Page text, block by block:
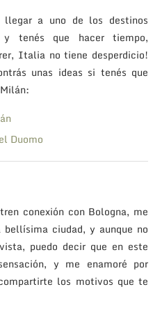
a uno de los destinos
y tenés que hacer tiempo,
Italia no tiene desperdicio!
unas ideas si tenés que
Duomo
conexión con Bologna, me
ciudad, y aunque no
puedo decir que en este
y me enamoré por
los motivos que te